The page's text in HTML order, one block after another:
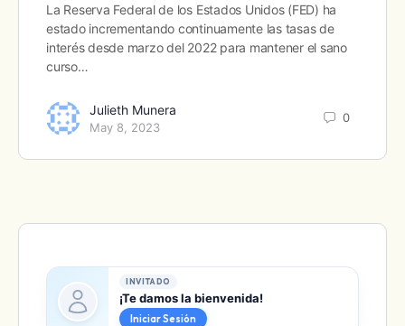
La Reserva Federal de los Estados Unidos (FED) ha
estado incrementando continuamente las tasas de
interés desde marzo del 2022 para mantener el sano
curso…
Julieth Munera
May 8, 2023
0
INVITADO
¡Te damos la bienvenida!
Iniciar Sesión